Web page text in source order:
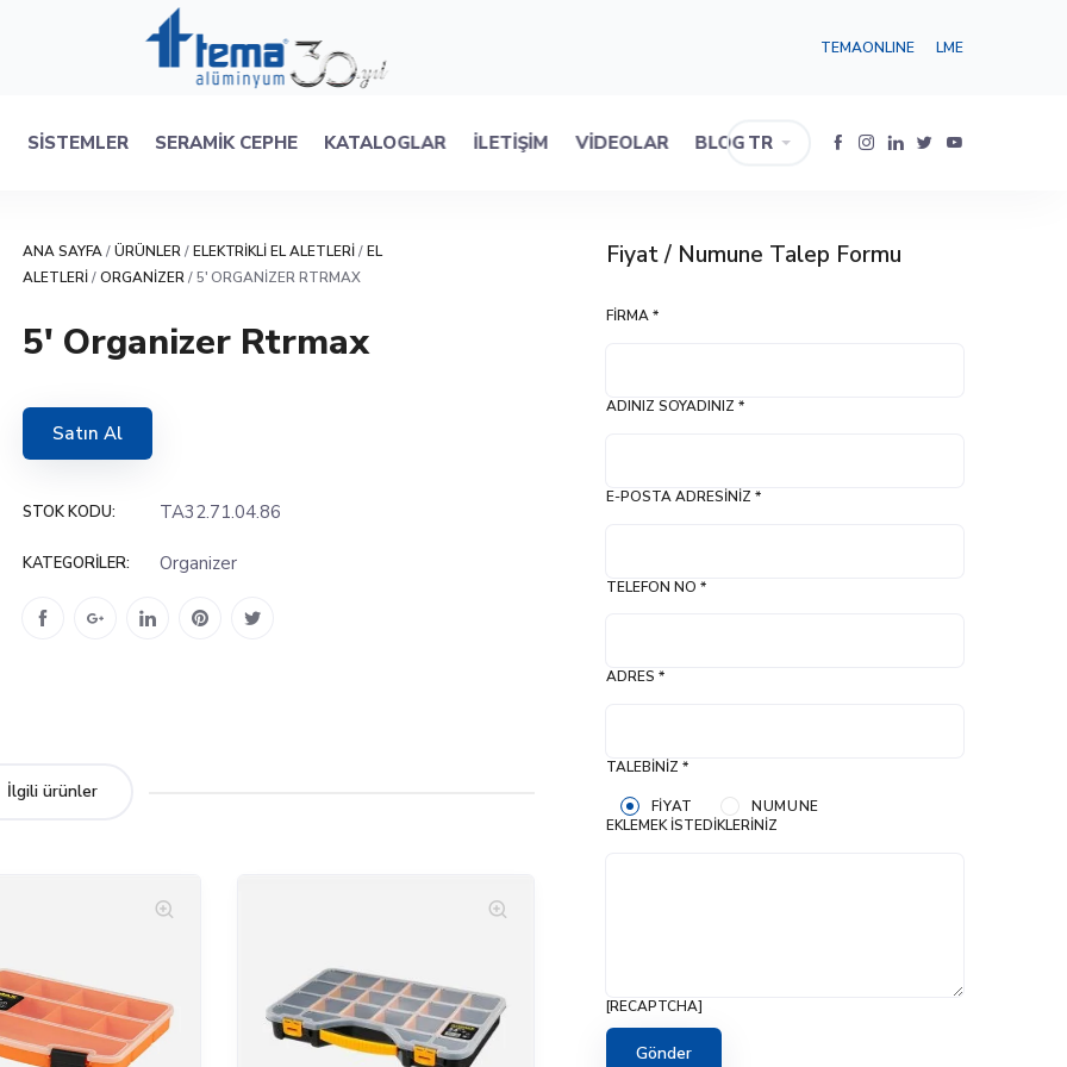
TEMAONLINE LME
SISTEMLER SERAMIK CEPHE KATALOGLAR İLETIŞIM VIDEOLAR BLOG TR
ANA SAYFA/ÜRÜNLER/ELEKTRIKLI EL ALETLERI/EL
ALETLERI/ORGANIZER/ 5′ ORGANIZER RTRMAX
5′ Organizer Rtrmax
Satın Al
STOK KODU: TA32.71.04.86
KATEGORILER: Organizer
İlgili ürünler
Fiyat / Numune Talep Formu
FIRMA *
ADINIZ SOYADINIZ *
E-POSTA ADRESINIZ *
TELEFON NO *
ADRES *
TALEBINIZ *
FIYAT
NUMUNE
EKLEMEK İSTEDIKLERINIZ
[RECAPTCHA]